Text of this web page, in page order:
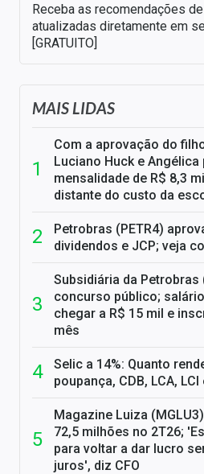
Receba as recomendações
atualizadas diretamente em
[GRATUITO]
MAIS LIDAS
Com a aprovação do
Luciano Huck e Angélica
mensalidade de R$ 8,3
distante do custo da
Petrobras (PETR4)
dividendos e JCP; veja
Subsidiária da Petrobras
concurso público;
chegar a R$ 15 mil e
mês
Selic a 14%: Quanto
poupança, CDB, LCA,
Magazine Luiza
72,5 milhões no 2T26;
para voltar a dar lucro
juros', diz CFO